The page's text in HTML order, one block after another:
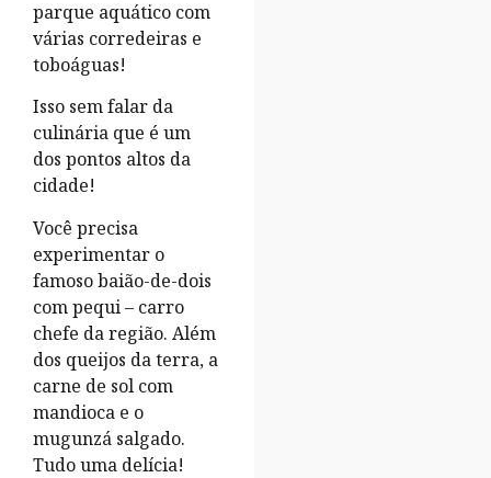
parque aquático com
várias corredeiras e
toboáguas!
Isso sem falar da
culinária que é um
dos pontos altos da
cidade!
Você precisa
experimentar o
famoso baião-de-dois
com pequi – carro
chefe da região. Além
dos queijos da terra, a
carne de sol com
mandioca e o
mugunzá salgado.
Tudo uma delícia!